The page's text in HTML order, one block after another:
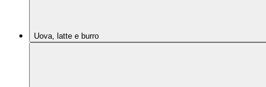
Uova, latte e burro